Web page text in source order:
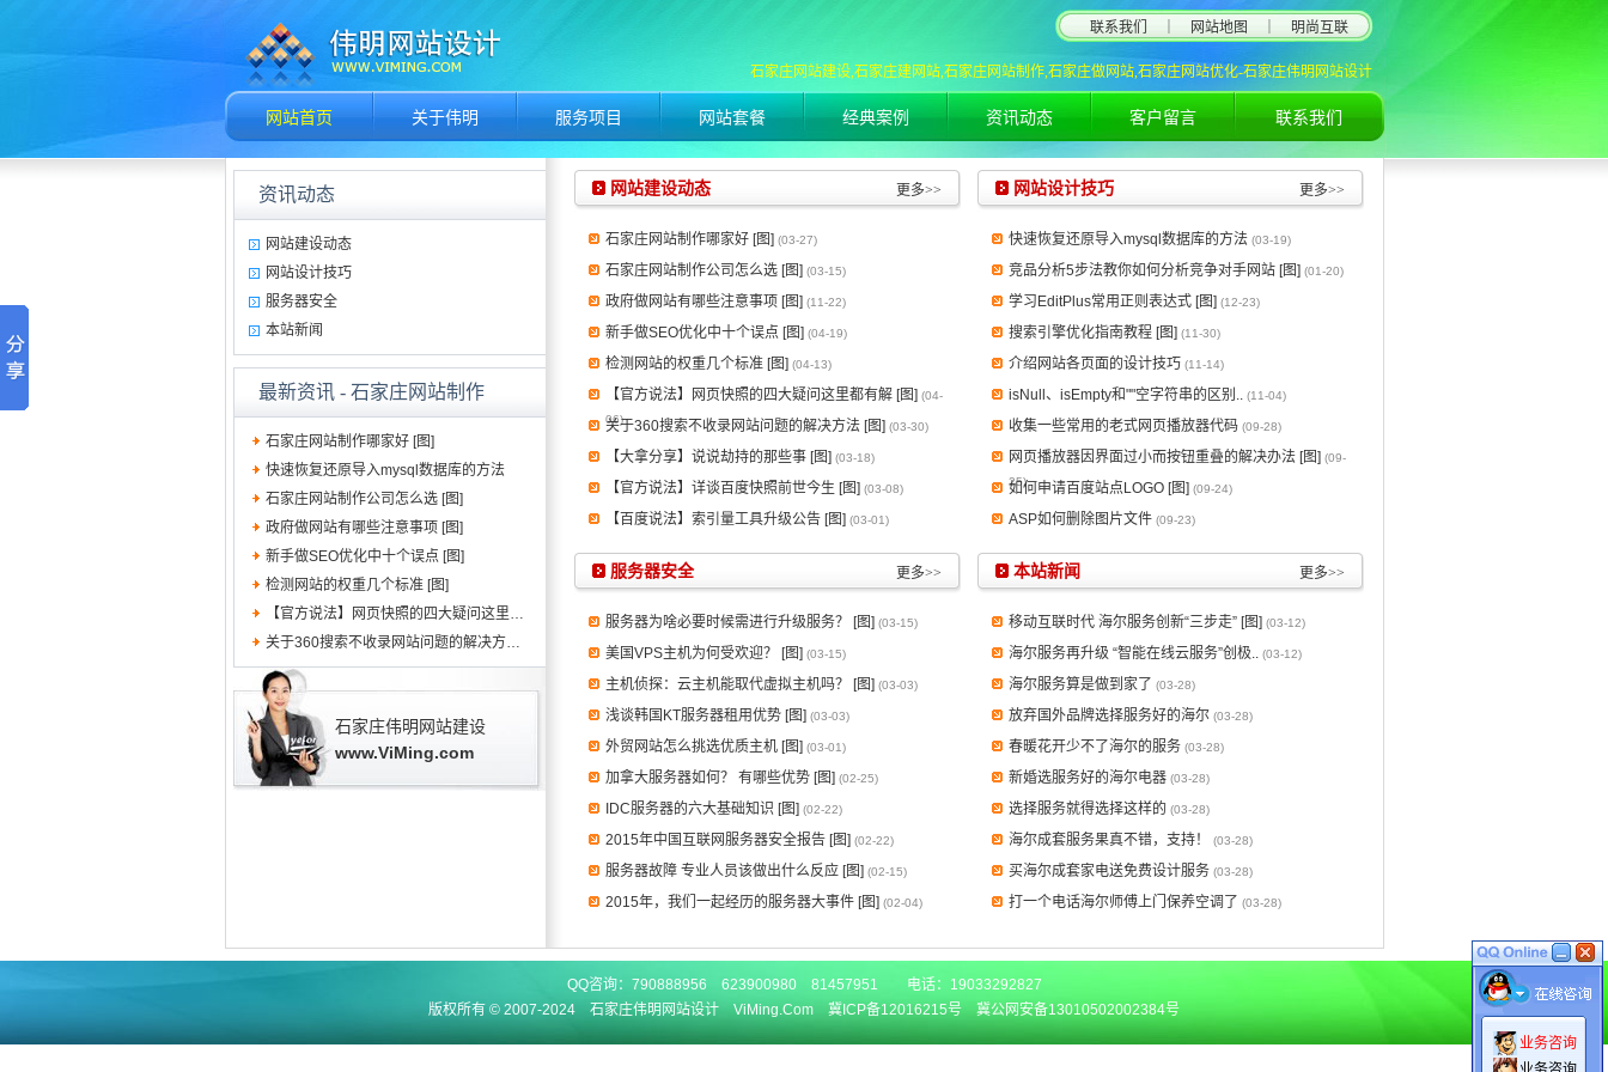
联系我们 网站地图 明尚互联
石家庄网站建设,石家庄建网站,石家庄网站制作,石家庄做网站,石家庄网站优化-石家庄伟明网站设计
网站首页 关于伟明 服务项目 网站套餐 经典案例 资讯动态 客户留言 联系我们
网站建设动态 更多>>
石家庄网站制作哪家好 [图] (03-27)
石家庄网站制作公司怎么选 [图] (03-15)
政府做网站有哪些注意事项 [图] (11-22)
新手做SEO优化中十个误点 [图] (04-19)
检测网站的权重几个标准 [图] (04-13)
【官方说法】网页快照的四大疑问这里都有解 [图] (04-
06)
关于360搜索不收录网站问题的解决方法 [图] (03-30)
【大拿分享】说说劫持的那些事 [图] (03-18)
【官方说法】详谈百度快照前世今生 [图] (03-08)
【百度说法】索引量工具升级公告 [图] (03-01)
网站设计技巧 更多>>
快速恢复还原导入mysql数据库的方法 (03-19)
竞品分析5步法教你如何分析竞争对手网站 [图] (01-20)
学习EditPlus常用正则表达式 [图] (12-23)
搜索引擎优化指南教程 [图] (11-30)
介绍网站各页面的设计技巧 (11-14)
isNull、isEmpty和""空字符串的区别.. (11-04)
收集一些常用的老式网页播放器代码 (09-28)
网页播放器因界面过小而按钮重叠的解决办法 [图] (09-
25)
如何申请百度站点LOGO [图] (09-24)
ASP如何删除图片文件 (09-23)
服务器安全 更多>>
服务器为啥必要时候需进行升级服务？ [图] (03-15)
美国VPS主机为何受欢迎？ [图] (03-15)
主机侦探：云主机能取代虚拟主机吗？ [图] (03-03)
浅谈韩国KT服务器租用优势 [图] (03-03)
外贸网站怎么挑选优质主机 [图] (03-01)
加拿大服务器如何？ 有哪些优势 [图] (02-25)
IDC服务器的六大基础知识 [图] (02-22)
2015年中国互联网服务器安全报告 [图] (02-22)
服务器故障 专业人员该做出什么反应 [图] (02-15)
2015年，我们一起经历的服务器大事件 [图] (02-04)
本站新闻 更多>>
移动互联时代 海尔服务创新“三步走” [图] (03-12)
海尔服务再升级 “智能在线云服务”创极.. (03-12)
海尔服务算是做到家了 (03-28)
放弃国外品牌选择服务好的海尔 (03-28)
春暖花开少不了海尔的服务 (03-28)
新婚选服务好的海尔电器 (03-28)
选择服务就得选择这样的 (03-28)
海尔成套服务果真不错，支持！ (03-28)
买海尔成套家电送免费设计服务 (03-28)
打一个电话海尔师傅上门保养空调了 (03-28)
资讯动态
网站建设动态
网站设计技巧
服务器安全
本站新闻
最新资讯- 石家庄网站制作
石家庄网站制作哪家好 [图]
快速恢复还原导入mysql数据库的方法
石家庄网站制作公司怎么选 [图]
政府做网站有哪些注意事项 [图]
新手做SEO优化中十个误点 [图]
检测网站的权重几个标准 [图]
【官方说法】网页快照的四大疑问这里都有解 [图]
关于360搜索不收录网站问题的解决方法 [图]
石家庄伟明网站建设
www.ViMing.com
QQ咨询： 790888956 623900980 81457951 电话：19033292827
版权所有 © 2007-2024 石家庄伟明网站设计 ViMing.Com 冀ICP备12016215号
冀公网安备13010502002384号
业务咨询